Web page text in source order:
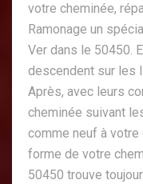
votre cheminée,
Ramonage un
Ver dans le 50450.
descendent sur les
Après, avec leurs
cheminée suivant
comme neuf à votre
forme de votre
50450 trouve